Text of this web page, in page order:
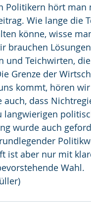
Politikern hört
Wie lange die
könne, wisse
brauchen
und Teichwirten,
Grenze der
kommt, hören wir
auch, dass
langwierigen
wurde auch
ist aber nur mit
Wahl.